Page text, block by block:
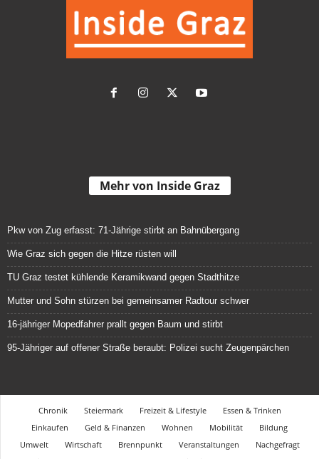
Mehr von Inside Graz
Pkw von Zug erfasst: 71-Jährige stirbt an Bahnübergang
Wie Graz sich gegen die Hitze rüsten will
TU Graz testet kühlende Keramikwand gegen Stadthitze
Mutter und Sohn stürzen bei gemeinsamer Radtour schwer
16-jähriger Mopedfahrer prallt gegen Baum und stirbt
95-Jähriger auf offener Straße beraubt: Polizei sucht Zeugenpärchen
Chronik Steiermark Freizeit & Lifestyle
Essen & Trinken
Einkaufen
Geld & Finanzen Wohnen Mobilität
Bildung
Umwelt
Wirtschaft Brennpunkt Veranstaltungen
Nachgefragt